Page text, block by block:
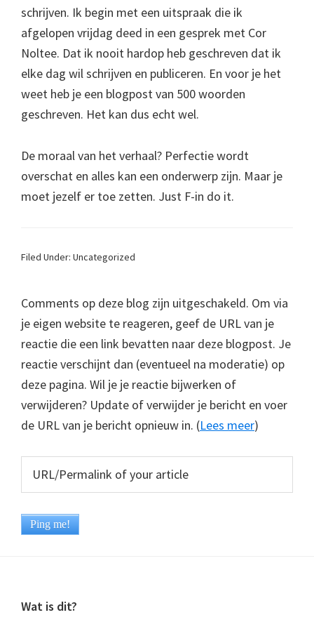
schrijven. Ik begin met een uitspraak die ik
afgelopen vrijdag deed in een gesprek met Cor
Noltee. Dat ik nooit hardop heb geschreven dat ik
elke dag wil schrijven en publiceren. En voor je het
weet heb je een blogpost van 500 woorden
geschreven. Het kan dus echt wel.
De moraal van het verhaal? Perfectie wordt
overschat en alles kan een onderwerp zijn. Maar je
moet jezelf er toe zetten. Just F-in do it.
Filed Under: Uncategorized
Comments op deze blog zijn uitgeschakeld. Om via
je eigen website te reageren, geef de URL van je
reactie die een link bevatten naar deze blogpost. Je
reactie verschijnt dan (eventueel na moderatie) op
deze pagina. Wil je je reactie bijwerken of
verwijderen? Update of verwijder je bericht en voer
de URL van je bericht opnieuw in. (Lees meer)
Footer
Wat is dit?